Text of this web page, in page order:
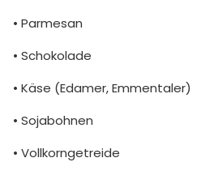
• Parmesan
• Schokolade
• Käse (Edamer, Emmentaler)
• Sojabohnen
• Vollkorngetreide